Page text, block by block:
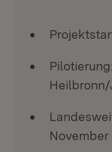
November